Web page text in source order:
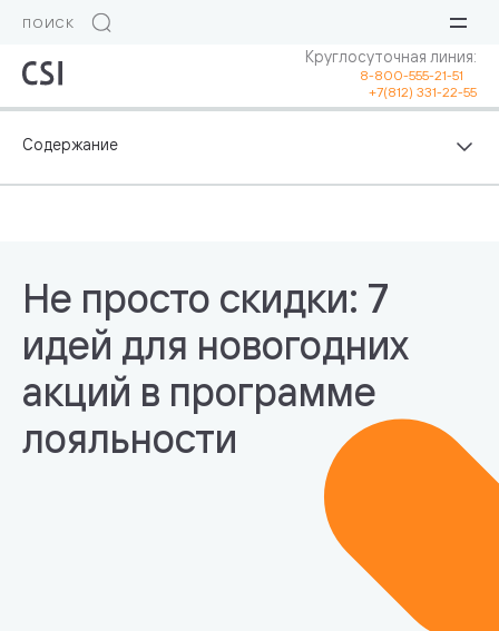
Круглосуточная линия:
8-800-555-21-51
+7(812) 331-22-55
Не просто скидки: 7
идей для новогодних
акций в программе
лояльности